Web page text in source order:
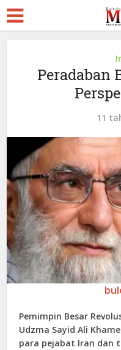
Peradaban
11
Pemimpin Besar
Udzma Sayid Ali
para pejabat Iran dan